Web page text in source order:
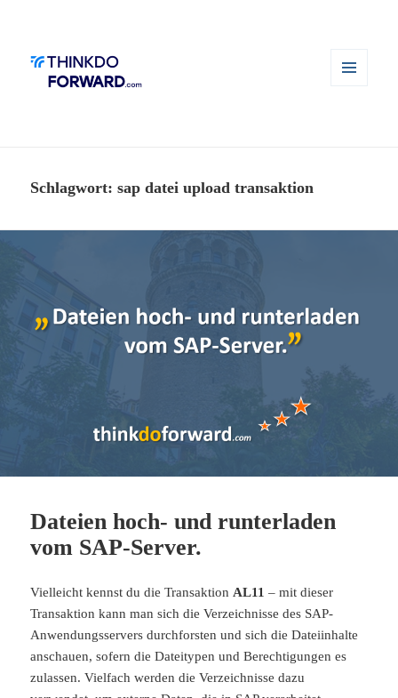
Schlagwort:sap datei upload transaktion
Dateien hoch- und runterladen
vom SAP-Server.
Vielleicht kennst du die Transaktion AL11 – mit dieser
Transaktion kann man sich die Verzeichnisse des SAP-
Anwendungsservers durchforsten und sich die Dateiinhalte
anschauen, sofern die Dateitypen und Berechtigungen es
zulassen. Vielfach werden die Verzeichnisse dazu